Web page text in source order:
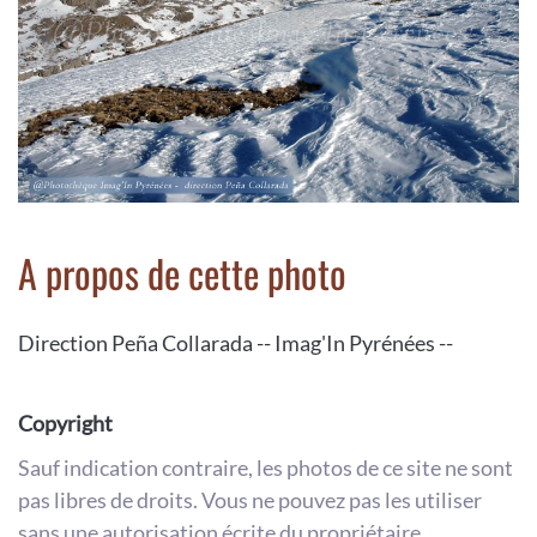
A propos de cette photo
Direction Peña Collarada -- Imag'In Pyrénées --
Copyright
Sauf indication contraire, les photos de ce site ne sont
pas libres de droits. Vous ne pouvez pas les utiliser